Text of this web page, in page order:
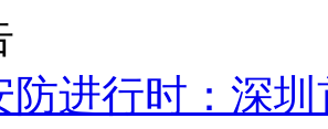
防进行时：深